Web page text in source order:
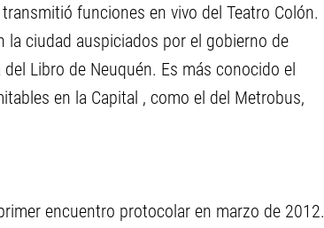
funciones en vivo del Teatro Colón.
ciudad auspiciados por el gobierno de
Libro de Neuquén. Es más conocido el
en la Capital , como el del Metrobus,
encuentro protocolar en marzo de 2012.